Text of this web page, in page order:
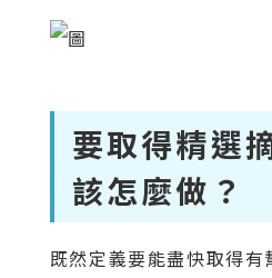
要取得精選
該怎麼做？
既然定義要能盡快取得